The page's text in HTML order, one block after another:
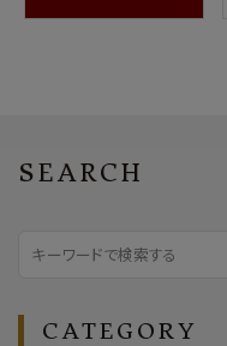
SEARCH
CATEGORY